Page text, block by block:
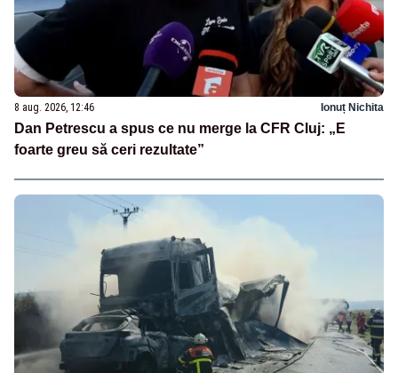
8 aug. 2026, 12:46 Ionuț Nichita
Dan Petrescu a spus ce nu merge la CFR Cluj: „E
foarte greu să ceri rezultate”